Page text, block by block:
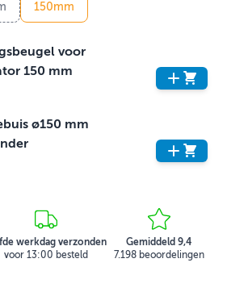
150mm
voor
150 mm
ø150 mm
werkdag verzonden
voor 13:00 besteld
Gemiddeld 9,4
7.198 beoordelingen